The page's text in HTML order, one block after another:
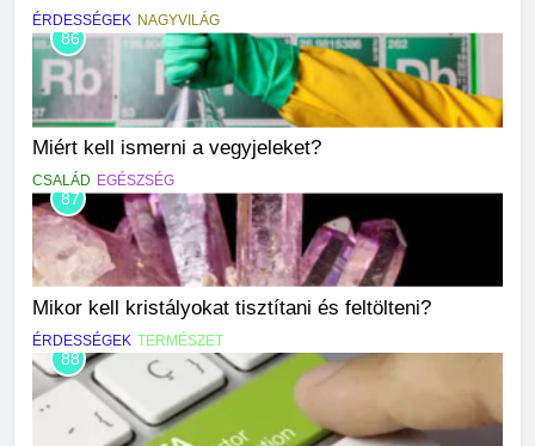
ÉRDESSÉGEK NAGYVILÁG
86
Miért kell ismerni a vegyjeleket?
CSALÁD EGÉSZSÉG
87
Mikor kell kristályokat tisztítani és feltölteni?
ÉRDESSÉGEK TERMÉSZET
88